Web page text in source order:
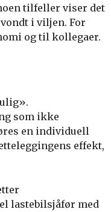
tilfeller viser det
i viljen. For
og til kollegaer.
som ikke
en individuell
effekt,
lastebilsjåfør med